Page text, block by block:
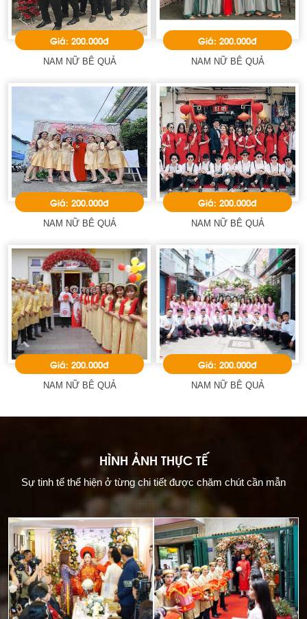
Giá: 200.000đ
NAM NỮ BÊ QUẢ
Giá: 200.000đ
NAM NỮ BÊ QUẢ
Giá: 200.000đ
NAM NỮ BÊ QUẢ
Giá: 200.000đ
NAM NỮ BÊ QUẢ
Giá: 200.000đ
NAM NỮ BÊ QUẢ
Giá: 200.000đ
NAM NỮ BÊ QUẢ
HÌNH ẢNH THỰC TẾ
Sự tinh tế thể hiện ở từng chi tiết được chăm chút cần mẫn